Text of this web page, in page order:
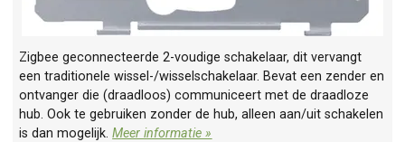
Zigbee geconnecteerde 2-voudige schakelaar, dit vervangt
een traditionele wissel-/wisselschakelaar. Bevat een zender en
ontvanger die (draadloos) communiceert met de draadloze
hub. Ook te gebruiken zonder de hub, alleen aan/uit schakelen
is dan mogelijk.Meer informatie »